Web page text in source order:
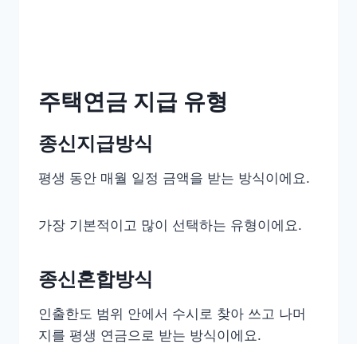
주택연금 지급 유형
종신지급방식
평생 동안 매월 일정 금액을 받는 방식이에요.
가장 기본적이고 많이 선택하는 유형이에요.
종신혼합방식
인출한도 범위 안에서 수시로 찾아 쓰고 나머
지를 평생 연금으로 받는 방식이에요.